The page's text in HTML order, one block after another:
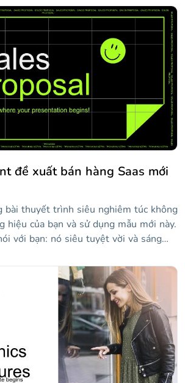
là bạn sẽ tìm thấy các slide mà
để nói về các nguyên tắc hướng dẫn,
mục tiêu, thị phần, v.v. Bạn sẽ nhận
cũng đã thêm một số biểu tượng
trường hợp cuối cùng bạn cần chúng!
đề xuất bán hàng Saas mới
bài thuyết trình siêu nghiêm túc không
hiệu của bạn và sử dụng mẫu mới này.
với bạn: nó siêu tuyệt vời và sáng
màu đen, trắng và xanh lá cây rất
không thể thiếu trong mỗi slide: một